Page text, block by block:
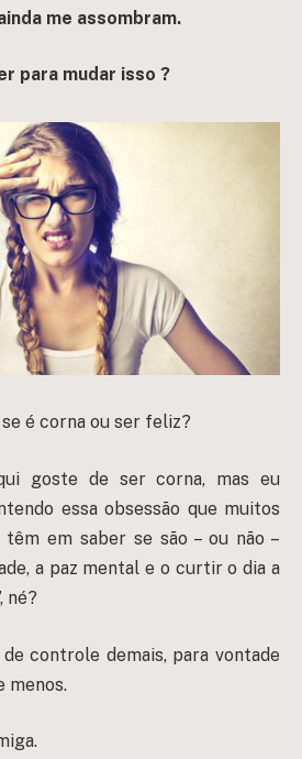
me assombram.
para mudar isso ?
é corna ou ser feliz?
goste de ser corna, mas eu
essa obsessão que muitos
em saber se são – ou não –
a paz mental e o curtir o dia a
né?
controle demais, para vontade
menos.